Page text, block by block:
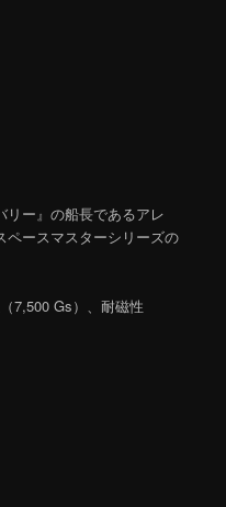
リー』の船長であるアレ
ペースマスターシリーズの
7,500 Gs）、耐磁性